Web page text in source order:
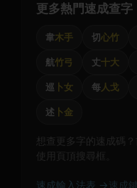
更多熱門速成查字
韋木手 切心竹
航竹弓 丈十大
巡 卜女 每人戈
述 卜金
想查更多字的速成碼
使用頁頂搜尋框。
速成輸入法表 → 速成